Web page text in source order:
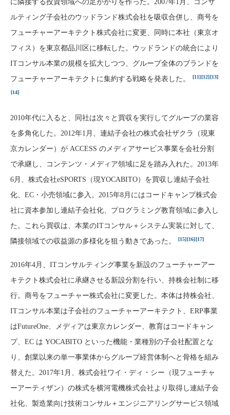
に隣接する投資領域への足がかりを作った。2007年1月、コンサ
ルティング子会社のウッドランド株式会社を吸収合併し、商号を
フューチャーアーキテクト株式会社に変更、同時に本社（東京オ
フィス）を東京都品川区に移転した。ウッドランドの統合により
ITコンサル本業の規模を拡大しつつ、グループ全体のブランドを
フューチャーアーキテクトに集約する戦略を発表した。
[11][12][13]
[14]
2010年代に入ると、同社は次々と買収を実行してグループの業容
を多角化した。2012年1月、連結子会社の株式会社ザクラ（現東
京カレンダー）が ACCESS のメディアサービス事業を会社分割
で承継し、コンテンツ・メディア領域に足を踏み入れた。2013年
6月、株式会社eSPORTS（現YOCABITO）を買収し連結子会社
化、EC・小売領域に参入。2015年8月にはコードキャンプ株式会
社に資本参加し連結子会社化、プログラミング教育領域に参入し
た。これら買収は、本業のITコンサル＋システム実装に対して、
隣接領域での収益源の多様化を狙う動きであった。
[15][16][17]
2016年4月、ITコンサルティング事業を新設のフューチャーアー
キテクト株式会社に承継させる新設分割を行い、持株会社制に移
行。商号をフューチャー株式会社に変更した。本体は持株会社、
ITコンサル本業は子会社のフューチャーアーキテクト、ERP事業
はFutureOne、メディアは東京カレンダー、教育はコードキャン
プ、EC は YOCABITO といった機能・業種別の子会社配置とな
り、創業以来の単一事業体からグループ経営体制へと骨格を組み
替えた。2017年1月、株式会社ワイ・ディ・シー（現フューチャ
ーアーティザン）の株式を横河電機株式会社より取得し連結子会
社化、製造業向け技術コンサル＋エンジニアリングサービス領域